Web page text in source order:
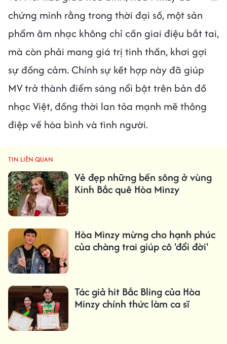
chứng minh rằng trong thời đại số, một sản
phẩm âm nhạc không chỉ cần giai điệu bắt tai,
mà còn phải mang giá trị tinh thần, khơi gợi
sự đồng cảm. Chính sự kết hợp này đã giúp
MV trở thành điểm sáng nổi bật trên bản đồ
nhạc Việt, đồng thời lan tỏa mạnh mẽ thông
điệp về hòa bình và tình người.
TIN LIÊN QUAN
Vẻ đẹp những bến sông ở vùng
Kinh Bắc quê Hòa Minzy
Hòa Minzy mừng cho hạnh phúc
của chàng trai giúp cô 'đổi đời'
Tác giả hit Bắc Bling của Hòa
Minzy chính thức làm ca sĩ